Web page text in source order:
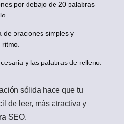
por debajo de 20 palabras
de oraciones simples y
y las palabras de relleno.
sólida hace que tu
de leer, más atractiva y
SEO.